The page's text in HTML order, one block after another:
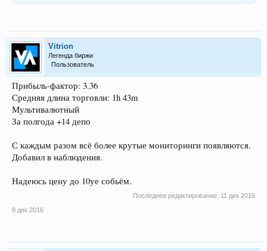
Vitrion
Легенда биржи
Пользователь
Прибыль-фактор: 3.36
Средняя длина торговли: 1h 43m
Мультивалютный
За полгода +14 депо
С каждым разом всё более крутые мониторинги появляются.
Добавил в наблюдения.
Надеюсь цену до 10уе собьём.
Последнее редактирование: 11 дек 2016
8 дек 2016